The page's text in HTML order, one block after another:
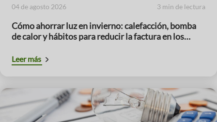
04 de agosto 2026 3 min de lectura
Cómo ahorrar luz en invierno: calefacción, bomba
de calor y hábitos para reducir la factura en los
Leer más